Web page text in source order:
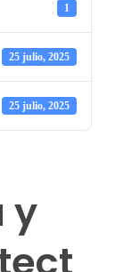
1
25 julio, 2025
25 julio, 2025
y